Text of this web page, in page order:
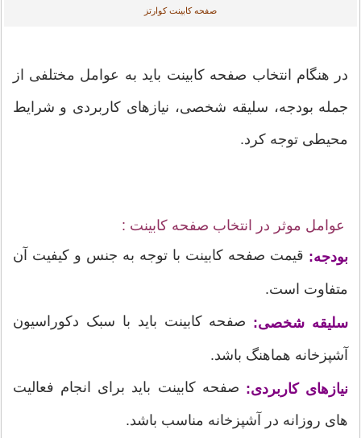
صفحه کابینت کوارتز
در هنگام انتخاب صفحه کابینت باید به عوامل مختلفی از
جمله بودجه، سلیقه شخصی، نیازهای کاربردی و شرایط
محیطی توجه کرد.
عوامل موثر در انتخاب صفحه کابینت :
بودجه: قیمت صفحه کابینت با توجه به جنس و کیفیت آن
متفاوت است.
سلیقه شخصی: صفحه کابینت باید با سبک دکوراسیون
آشپزخانه هماهنگ باشد.
نیازهای کاربردی: صفحه کابینت باید برای انجام فعالیت
های روزانه در آشپزخانه مناسب باشد.